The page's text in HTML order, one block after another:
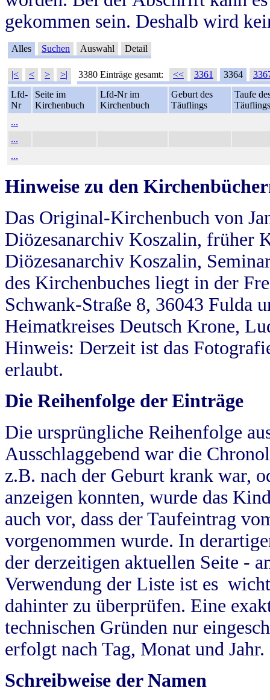
gekommen sein. Deshalb wird
Alles Suchen Auswahl Detail
|< < > >| 3380 Einträge gesamt: << 3361 3364
Lfd-
Nr
Seite im
Kirchenbuch
Lfd-Nr im
Kirchenbuch
Geburt des
Täuflings
Taufe
Täuflings
...
...
...
Hinweise zu den
Das Original-Kirchenbuch von
Diözesanarchiv Koszalin, früher
Diözesanarchiv Koszalin,
des Kirchenbuches liegt in der
Schwank-Straße 8, 36043 Fulda
Heimatkreises Deutsch Krone,
Hinweis: Derzeit ist das
erlaubt.
Die Reihenfolge der Einträge
Die ursprüngliche Reihenfolge
Ausschlaggebend war die
z.B. nach der Geburt krank war,
anzeigen konnten, wurde das
auch vor, dass der Taufeintrag
vorgenommen wurde. In
der derzeitigen aktuellen Seite -
Verwendung der Liste ist es
dahinter zu überprüfen. Eine
technischen Gründen nur
erfolgt nach Tag, Monat und Jahr.
Schreibweise der Namen